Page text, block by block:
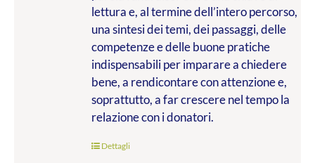
lettura e, al termine dell’intero percorso,
una sintesi dei temi, dei passaggi, delle
competenze e delle buone pratiche
indispensabili per imparare a chiedere
bene, a rendicontare con attenzione e,
soprattutto, a far crescere nel tempo la
relazione con i donatori.
Dettagli